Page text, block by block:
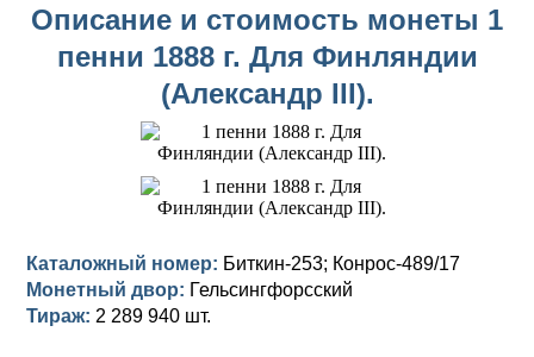
Монеты 1958 года
Золотые червонцы
Памятные и юбилейные
Николай II (1894-1917)
Золото
Германская оккупация
Для Финляндии
Памятные и донативные
Александр III (1881-1894)
Для Финляндии
Памятные и донативные
Александр II (1855-1881)
Медь
Для Финляндии
Николай I (1825-1855)
Платина, золото
Серебро
Александр I (1801-1825)
Золото
Серебро
Павел I (1796-1801)
Золото
Екатерина II (1762-1796)
Описание и стоимость монеты 1
пенни 1888 г. Для Финляндии
(Александр III).
Каталожный номер: Биткин-253; Конрос-489/17
Монетный двор: Гельсингфорсский
Тираж: 2 289 940 шт.